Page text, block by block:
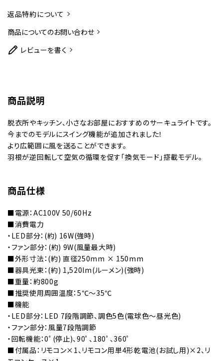
返品特約について
商品についてのお問い合わせ
レビューを書く
商品説明
脱衣所やキッチン、小さなお部屋におすすめのサーキュライトです。
今までのモデルにスイング機能が追加されました！
より広範囲に風を送ることができます。
羽根が逆回転して空気の循環を促す「換気モード」搭載モデル。
商品仕様
■電源：AC100V 50/60Hz
■消費電力
・LED部分：(約) 16W(強時)
・ファン部分：(約) 9W(風量最大時)
■外形寸法：(約) 直径250mm × 150mm
■器具光束：(約) 1,520lm(ルーメン)(強時)
■重量：約800g
■推奨使用周囲温度：5℃～35℃
■機能
・LED部分：LED 7段階調節、調色5色(電球色～昼光色)
・ファン部分：風量7段階調節
・回転機能：0ﾟ(停止)、90ﾟ、180ﾟ、360ﾟ
■付属品：リモコン×1、リモコン用単4形乾電池(お試し用)×2、リ